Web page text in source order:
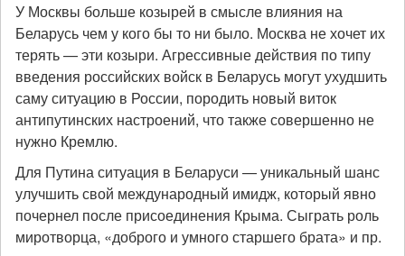
У Москвы больше козырей в смысле влияния на
Беларусь чем у кого бы то ни было. Москва не хочет их
терять — эти козыри. Агрессивные действия по типу
введения российских войск в Беларусь могут ухудшить
саму ситуацию в России, породить новый виток
антипутинских настроений, что также совершенно не
нужно Кремлю.
Для Путина ситуация в Беларуси — уникальный шанс
улучшить свой международный имидж, который явно
почернел после присоединения Крыма. Сыграть роль
миротворца, «доброго и умного старшего брата» и пр.